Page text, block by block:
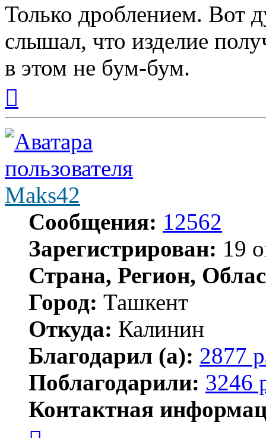
Только дроблением. Вот
слышал, что изделие
в этом не бум-бум.
началу
Maks42
Сообщения: 12562
Зарегистрирован: 19
Страна, Регион,
Город: Ташкент
Откуда: Калинин
Благодарил (а): 2877
Поблагодарили: 3246
Контактная